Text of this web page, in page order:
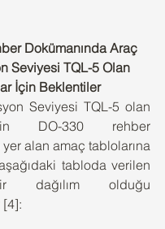
Dokümanında Araç
Seviyesi TQL-5 Olan
İçin Beklentiler
Seviyesi TQL-5 olan
DO-330 rehber
alan amaç tablolarına
tabloda verilen
dağılım olduğu
[4]: